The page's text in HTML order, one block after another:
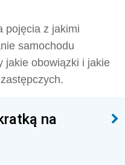
pojęcia z jakimi
samochodu
jakie obowiązki i jakie
na